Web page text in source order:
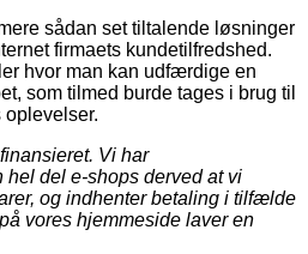
sådan set tiltalende løsninger
firmaets kundetilfredshed.
hvor man kan udfærdige en
som tilmed burde tages i brug til
Vi har
hel del e-shops derved at vi
og indhenter betaling i tilfælde
vores hjemmeside laver en